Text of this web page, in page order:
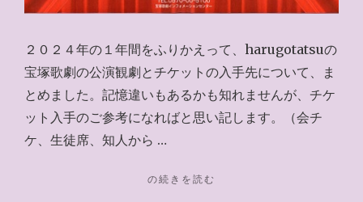
２０２４年の１年間をふりかえって、harugotatsuの
宝塚歌劇の公演観劇とチケットの入手先について、ま
とめました。記憶違いもあるかも知れませんが、チケ
ット入手のご参考になればと思い記します。（会チ
ケ、生徒席、知人から …
"宝
の続きを読む